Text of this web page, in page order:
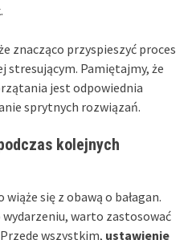
znacząco przyspieszyć proces
stresującym. Pamiętajmy, że
jest odpowiednia
sprytnych rozwiązań.
kolejnych
się z obawą o bałagan.
warto zastosować
wszystkim, ustawienie